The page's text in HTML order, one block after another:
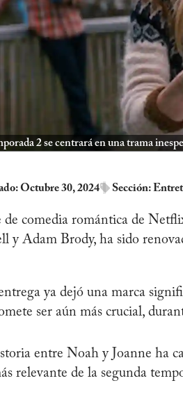
2 se centrará en una trama
Octubre 30, 2024 Sección:
de comedia romántica de
y Adam Brody, ha sido
ya dejó una marca
ser aún más crucial,
entre Noah y Joanne ha
relevante de la segunda